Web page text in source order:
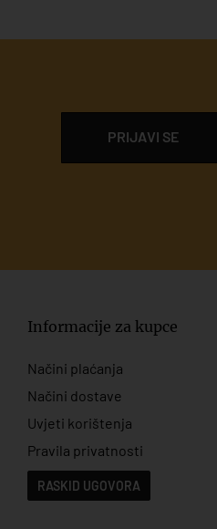
PRIJAVI SE
Informacije za kupce
Načini plaćanja
Načini dostave
Uvjeti korištenja
Pravila privatnosti
RASKID UGOVORA